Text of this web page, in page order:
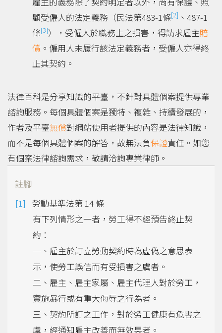
顧受僱人的法定義務（民法第483-1條[2] 、487-1
條[3]），受僱人於職務上之損害，得請求雇主賠
償 。僱用人未履行該法定義務者，受僱人亦得終
止其契約。
法律百科是分享知識的平臺，不針對具體個案提供專業
諮詢服務。每個具體個案是獨特、複雜、持續發展的，
作者及平臺無償對網站使用者提供的內容是法律知識，
而不是每個具體個案的解答，故無法負保證責任。如您
有個案法律諮詢需求，敬請洽詢專業律師。
註腳
勞動基準法第 14 條
有下列情形之一者，勞工得不經預告終止契
約：
一、雇主於訂立勞動契約時為虛偽之意思表
示，使勞工誤信而有受損害之虞者。
二、雇主、雇主家屬、雇主代理人對於勞工，
實施暴行或有重大侮辱之行為者。
三、契約所訂之工作，對於勞工健康有危害之
虞，經通知雇主改善而無效果者。